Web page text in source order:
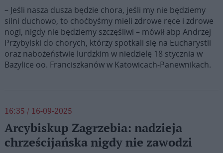
– Jeśli nasza dusza będzie chora, jeśli my nie będziemy
silni duchowo, to choćbyśmy mieli zdrowe ręce i zdrowe
nogi, nigdy nie będziemy szczęśliwi – mówił abp Andrzej
Przybylski do chorych, którzy spotkali się na Eucharystii
oraz nabożeństwie lurdzkim w niedzielę 18 stycznia w
Bazylice oo. Franciszkanów w Katowicach-Panewnikach.
16:35 / 16-09-2025
Arcybiskup Zagrzebia: nadzieja
chrześcijańska nigdy nie zawodzi